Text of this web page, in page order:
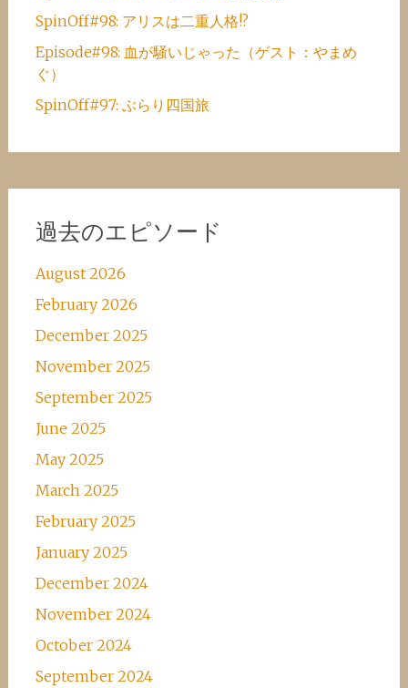
SpinOff#98: アリスは二重人格!?
Episode#98: 血が騒いじゃった（ゲスト：やまめ
ぐ）
SpinOff#97: ぶらり四国旅
過去のエピソード
August 2026
February 2026
December 2025
November 2025
September 2025
June 2025
May 2025
March 2025
February 2025
January 2025
December 2024
November 2024
October 2024
September 2024